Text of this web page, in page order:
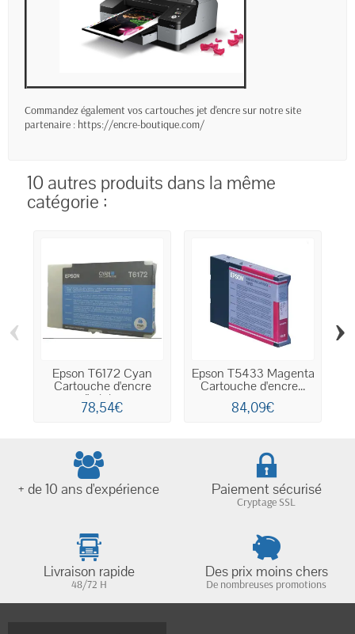
Commandez également vos cartouches jet d'encre sur notre site
partenaire : https://encre-boutique.com/
10 autres produits dans la même
catégorie :
Epson T6172 Cyan
Cartouche d'encre
d'origine
78,54€
Epson T5433 Magenta
Cartouche d'encre...
84,09€
‹ ›
+ de 10 ans d'expérience Paiement sécurisé
Cryptage SSL
Livraison rapide
48/72 H
Des prix moins chers
De nombreuses promotions